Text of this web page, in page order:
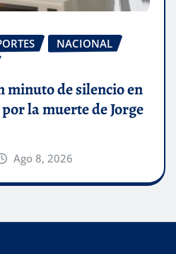
NACIONAL
minuto de silencio en
la muerte de Jorge
Ago 8, 2026